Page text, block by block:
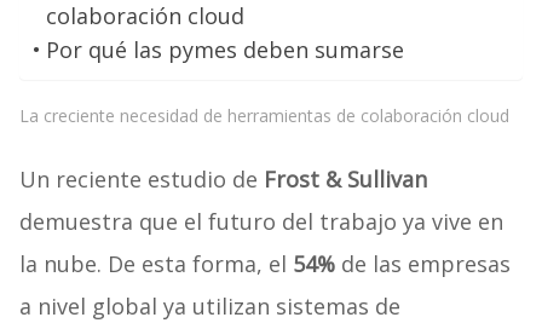
colaboración cloud
Por qué las pymes deben sumarse
La creciente necesidad de herramientas de colaboración cloud
Un reciente estudio de Frost & Sullivan
demuestra que el futuro del trabajo ya vive en
la nube. De esta forma, el 54%de las empresas
a nivel global ya utilizan sistemas de